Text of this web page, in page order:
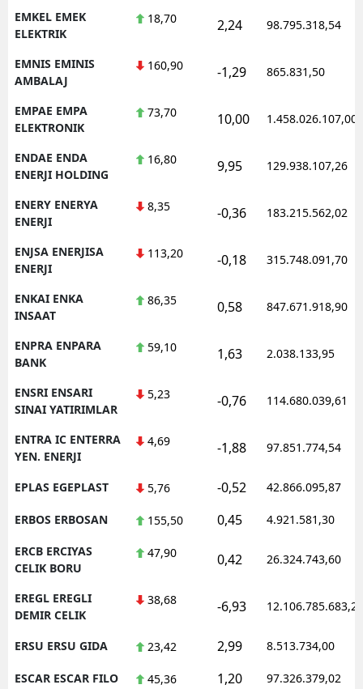
EMKEL EMEK
ELEKTRIK
18,70 2,24 98.795.318,54
EMNIS EMINIS
AMBALAJ
160,90 -1,29 865.831,50
EMPAE EMPA
ELEKTRONIK
73,70 10,00 1.458.026.107,00
ENDAE ENDA
ENERJI HOLDING
16,80 9,95 129.938.107,26
ENERY ENERYA
ENERJI
8,35 -0,36 183.215.562,02
ENJSA ENERJISA
ENERJI
113,20 -0,18 315.748.091,70
ENKAI ENKA
INSAAT
86,35 0,58 847.671.918,90
ENPRA ENPARA
BANK
59,10 1,63 2.038.133,95
ENSRI ENSARI
SINAI YATIRIMLAR
5,23 -0,76 114.680.039,61
ENTRA IC ENTERRA
YEN. ENERJI
4,69 -1,88 97.851.774,54
EPLAS EGEPLAST 5,76 -0,52 42.866.095,87
ERBOS ERBOSAN 155,50 0,45 4.921.581,30
ERCB ERCIYAS
CELIK BORU
47,90 0,42 26.324.743,60
EREGL EREGLI
DEMIR CELIK
38,68 -6,93 12.106.785.683,20
ERSU ERSU GIDA 23,42 2,99 8.513.734,00
ESCAR ESCAR FILO 45,36 1,20 97.326.379,02